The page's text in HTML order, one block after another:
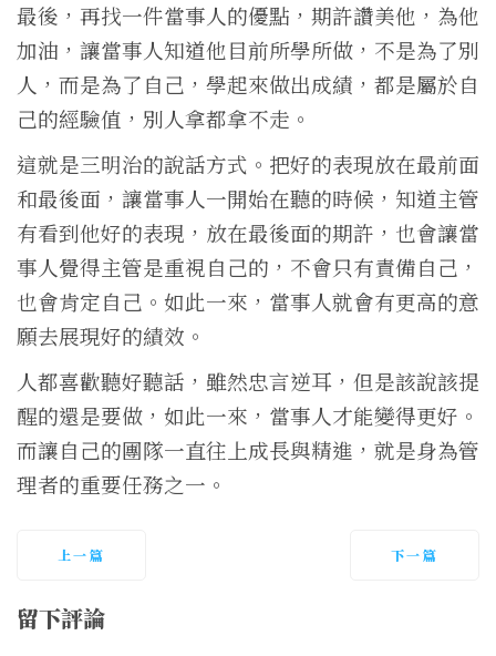
最後，再找一件當事人的優點，期許讚美他，為他
加油，讓當事人知道他目前所學所做，不是為了別
人，而是為了自己，學起來做出成績，都是屬於自
己的經驗值，別人拿都拿不走。
這就是三明治的說話方式。把好的表現放在最前面
和最後面，讓當事人一開始在聽的時候，知道主管
有看到他好的表現，放在最後面的期許，也會讓當
事人覺得主管是重視自己的，不會只有責備自己，
也會肯定自己。如此一來，當事人就會有更高的意
願去展現好的績效。
人都喜歡聽好聽話，雖然忠言逆耳，但是該說該提
醒的還是要做，如此一來，當事人才能變得更好。
而讓自己的團隊一直往上成長與精進，就是身為管
理者的重要任務之一。
上一篇 下一篇
留下評論